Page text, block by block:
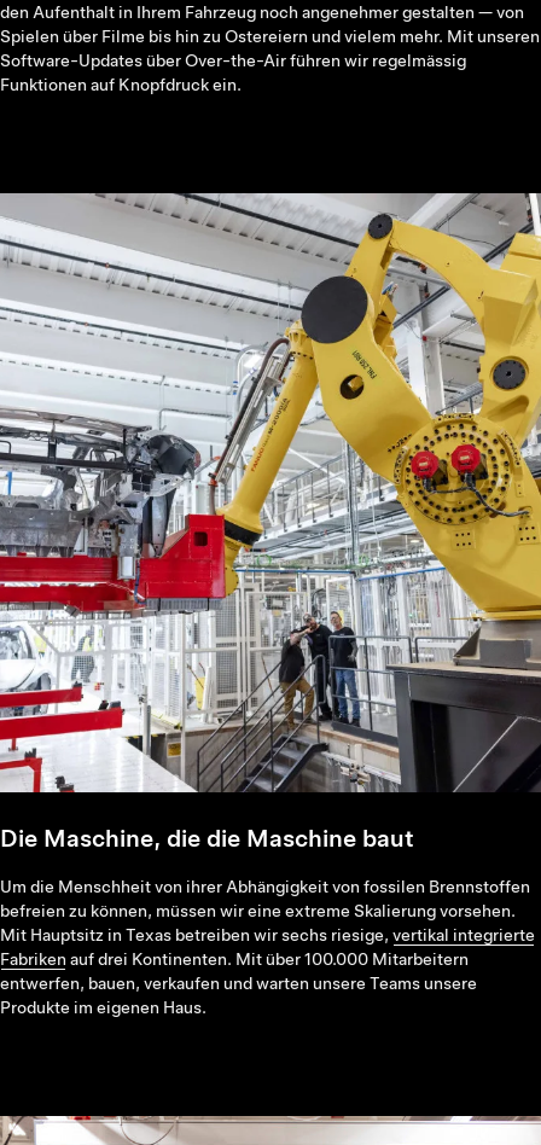
den Aufenthalt in Ihrem Fahrzeug noch angenehmer gestalten — von
Spielen über Filme bis hin zu Ostereiern und vielem mehr. Mit unseren
Software-Updates über Over-the-Air führen wir regelmässig
Funktionen auf Knopfdruck ein.
Um die Menschheit von ihrer Abhängigkeit von fossilen Brennstoffen
befreien zu können, müssen wir eine extreme Skalierung vorsehen.
Mit Hauptsitz in Texas betreiben wir sechs riesige, vertikal integrierte
Fabriken auf drei Kontinenten. Mit über 100.000 Mitarbeitern
entwerfen, bauen, verkaufen und warten unsere Teams unsere
Produkte im eigenen Haus.
Die Maschine, die die Maschine baut